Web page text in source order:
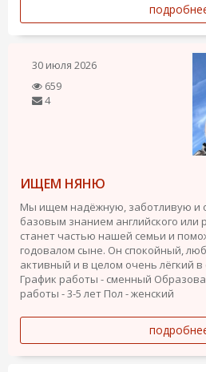
30 июля 2026
659
4
ИЩЕМ НЯНЮ
Мы ищем надёжную, заботливую и
базовым знанием английского или
станет частью нашей семьи и
годовалом сыне. Он спокойный,
активный и в целом очень лёгкий
График работы - сменный
работы - 3-5 лет Пол - женский